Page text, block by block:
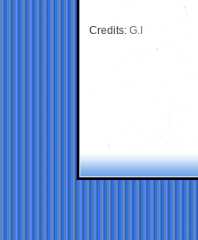
Credits: G.I